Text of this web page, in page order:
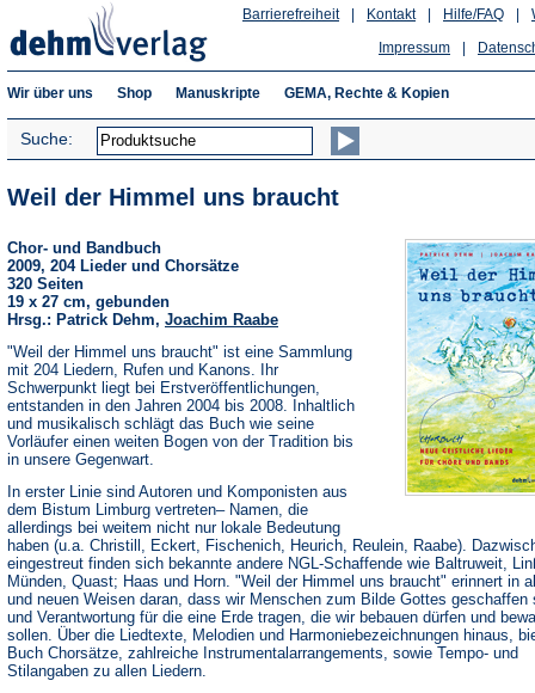
Hilfe/FAQ
Kontakt
Barrierefreiheit
Impressum
Wir über uns Shop Manuskripte GEMA, Rechte & Kopien
Suche:
Weil der Himmel uns braucht
Chor- und Bandbuch
2009, 204 Lieder und Chorsätze
320 Seiten
19 x 27 cm, gebunden
Hrsg.: Patrick Dehm, Joachim Raabe
"Weil der Himmel uns braucht" ist eine Sammlung
mit 204 Liedern, Rufen und Kanons. Ihr
Schwerpunkt liegt bei Erstveröffentlichungen,
entstanden in den Jahren 2004 bis 2008. Inhaltlich
und musikalisch schlägt das Buch wie seine
Vorläufer einen weiten Bogen von der Tradition bis
in unsere Gegenwart.
In erster Linie sind Autoren und Komponisten aus
dem Bistum Limburg vertreten– Namen, die
allerdings bei weitem nicht nur lokale Bedeutung
haben (u.a. Christill, Eckert, Fischenich, Heurich, Reulein, Raabe).
eingestreut finden sich bekannte andere NGL-Schaffende wie Baltruweit,
Münden, Quast; Haas und Horn. "Weil der Himmel uns braucht" erinnert in
und neuen Weisen daran, dass wir Menschen zum Bilde Gottes geschaffen
und Verantwortung für die eine Erde tragen, die wir bebauen dürfen und
sollen. Über die Liedtexte, Melodien und Harmoniebezeichnungen hinaus,
Buch Chorsätze, zahlreiche Instrumentalarrangements, sowie Tempo- und
Stilangaben zu allen Liedern.